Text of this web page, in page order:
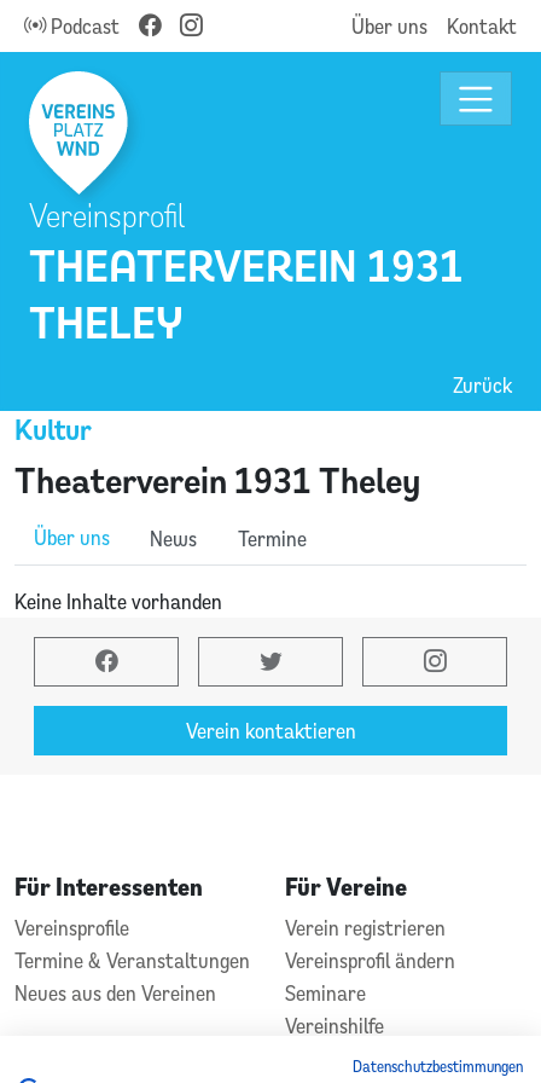
Podcast Über uns Kontakt
THEATERVEREIN 1931
THELEY
Vereinsprofil
Zurück
Theaterverein 1931 Theley
Kultur
Über uns News Termine
Keine Inhalte vorhanden
Verein kontaktieren
Für Interessenten
Vereinsprofile
Termine & Veranstaltungen
Neues aus den Vereinen
Für Vereine
Verein registrieren
Vereinsprofil ändern
Seminare
Vereinshilfe
KontaktDatenschutzbestimmungen